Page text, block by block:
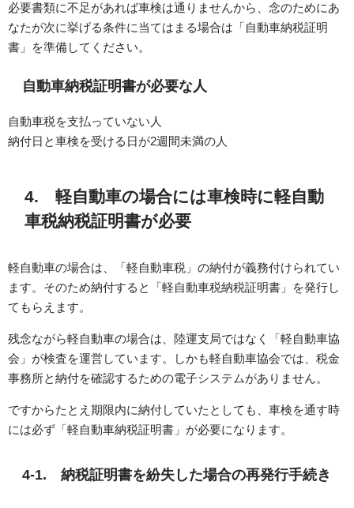
必要書類に不足があれば車検は通りませんから、念のためにあ
なたが次に挙げる条件に当てはまる場合は「自動車納税証明
書」を準備してください。
自動車納税証明書が必要な人
自動車税を支払っていない人
納付日と車検を受ける日が2週間未満の人
4. 軽自動車の場合には車検時に軽自動
車税納税証明書が必要
軽自動車の場合は、「軽自動車税」の納付が義務付けられてい
ます。そのため納付すると「軽自動車税納税証明書」を発行し
てもらえます。
残念ながら軽自動車の場合は、陸運支局ではなく「軽自動車協
会」が検査を運営しています。しかも軽自動車協会では、税金
事務所と納付を確認するための電子システムがありません。
ですからたとえ期限内に納付していたとしても、車検を通す時
には必ず「軽自動車納税証明書」が必要になります。
4-1. 納税証明書を紛失した場合の再発行手続き